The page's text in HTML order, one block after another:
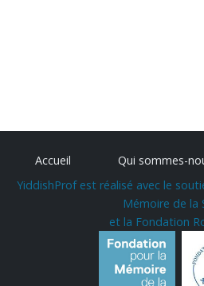
Accueil Qui sommes-
YiddishProf est réalisé avec le
Mémoire de la
et la Fondation